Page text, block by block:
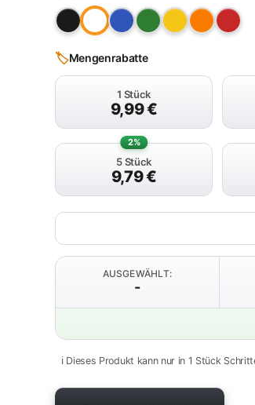
🏷️Mengenrabatte
1 Stück
9,99€
5 Stück
9,79€
2%
AUSGEWÄHLT:
-
ℹ️ Dieses Produkt kann nur in 1 Stück